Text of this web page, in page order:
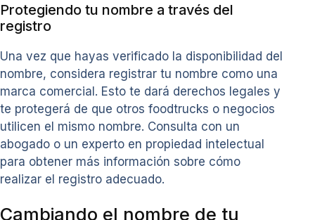
Protegiendo tu nombre a través del
registro
Una vez que hayas verificado la disponibilidad del
nombre, considera registrar tu nombre como una
marca comercial. Esto te dará derechos legales y
te protegerá de que otros foodtrucks o negocios
utilicen el mismo nombre. Consulta con un
abogado o un experto en propiedad intelectual
para obtener más información sobre cómo
realizar el registro adecuado.
Cambiando el nombre de tu